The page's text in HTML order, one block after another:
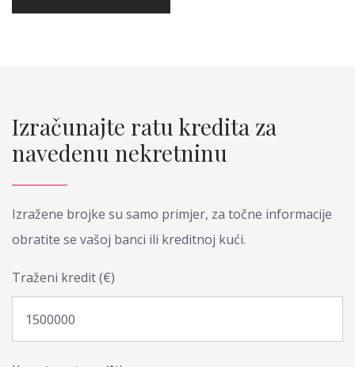
Izračunajte ratu kredita za
navedenu nekretninu
Izražene brojke su samo primjer, za točne informacije
obratite se vašoj banci ili kreditnoj kući.
Traženi kredit (€)